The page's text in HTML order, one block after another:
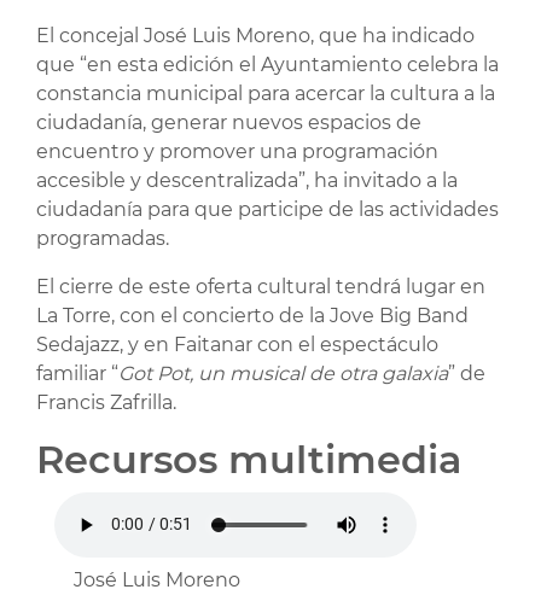
El concejal José Luis Moreno, que ha indicado
que “en esta edición el Ayuntamiento celebra la
constancia municipal para acercar la cultura a la
ciudadanía, generar nuevos espacios de
encuentro y promover una programación
accesible y descentralizada”, ha invitado a la
ciudadanía para que participe de las actividades
programadas.
El cierre de este oferta cultural tendrá lugar en
La Torre, con el concierto de la Jove Big Band
Sedajazz, y en Faitanar con el espectáculo
familiar “Got Pot, un musical de otra galaxia” de
Francis Zafrilla.
Recursos multimedia
José Luis Moreno